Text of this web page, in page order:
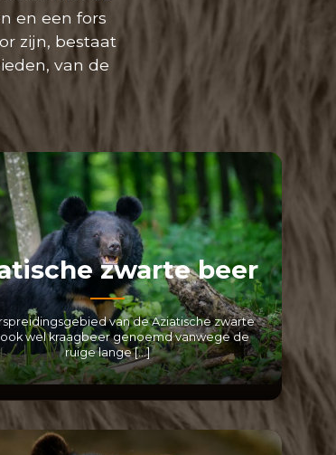
en een fors
zijn, bestaat
van de
zwarte beer
van de Aziatische zwarte
wel kraagbeer genoemd vanwege de
ruige lange […]
LEES MEER